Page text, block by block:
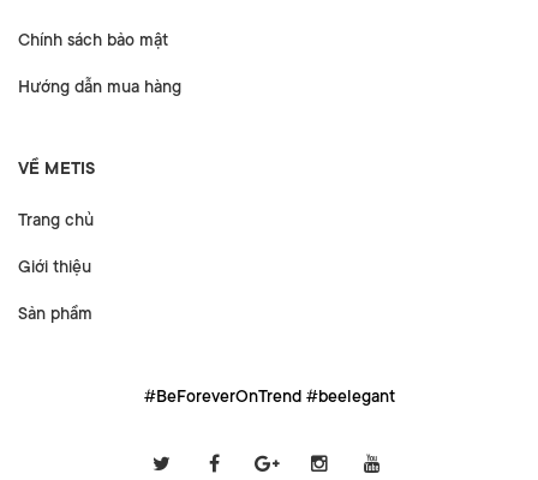
Chính sách bảo mật
Hướng dẫn mua hàng
VỀ METIS
Trang chủ
Giới thiệu
Sản phẩm
#BeForeverOnTrend #beelegant